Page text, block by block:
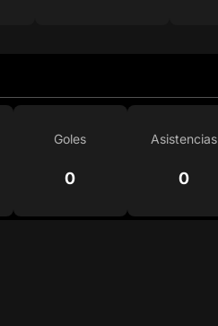
Goles
0
Asistencias
0